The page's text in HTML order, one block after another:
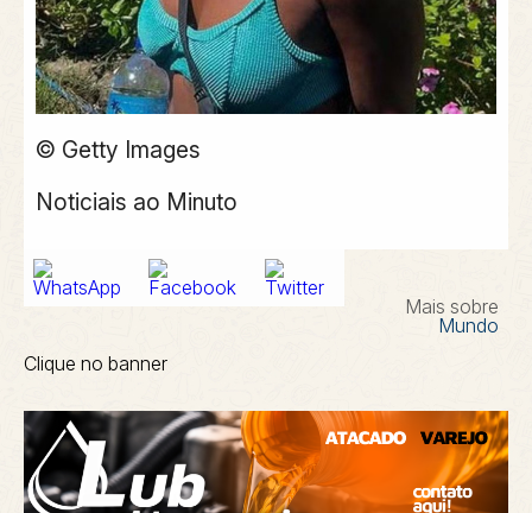
© Getty Images
Noticiais ao Minuto
Mais sobre
Mundo
Clique no banner